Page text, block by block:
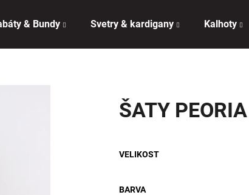
& Bundy Svetry & kardigany Kalhoty
ŠATY
VELIKOST
BARVA
HLEDAT